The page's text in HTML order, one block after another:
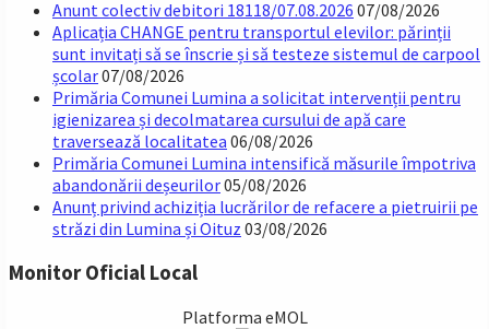
Anunt colectiv debitori 18118/07.08.2026 07/08/2026
Aplicația CHANGE pentru transportul elevilor: părinții
sunt invitați să se înscrie și să testeze sistemul de carpool
școlar07/08/2026
Primăria Comunei Lumina a solicitat intervenții pentru
igienizarea și decolmatarea cursului de apă care
traversează localitatea 06/08/2026
Primăria Comunei Lumina intensifică măsurile împotriva
abandonării deșeurilor05/08/2026
Anunț privind achiziția lucrărilor de refacere a pietruirii pe
străzi din Lumina și Oituz 03/08/2026
Monitor Oficial Local
Platforma eMOL